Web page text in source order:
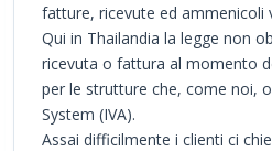
fatture, ricevute ed ammenicoli
Qui in Thailandia la legge non
ricevuta o fattura al momento
per le strutture che, come noi,
System (IVA).
Assai difficilmente i clienti ci